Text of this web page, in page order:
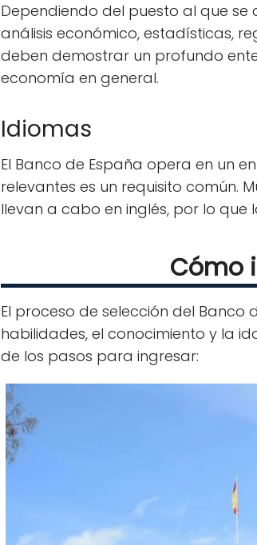
Dependiendo del puesto al que
análisis económico, estadísticas,
deben demostrar un profundo
economía en general.
Idiomas
El Banco de España opera en un
relevantes es un requisito común.
llevan a cabo en inglés, por lo
Cómo
El proceso de selección del
habilidades, el conocimiento y la
de los pasos para ingresar: